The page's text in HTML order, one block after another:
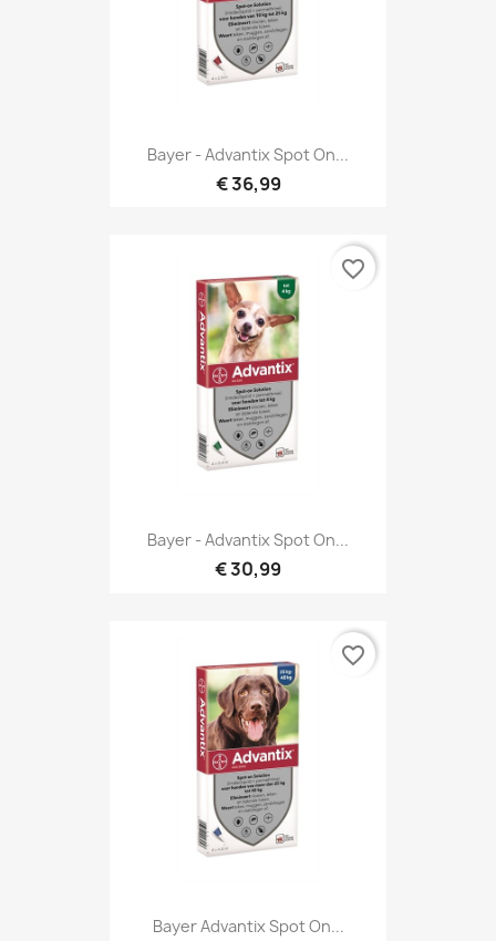
Bayer - Advantix Spot On...
€ 36,99
Bayer - Advantix Spot On...
€ 30,99
favorite_border
Bayer Advantix Spot On...
favorite_border